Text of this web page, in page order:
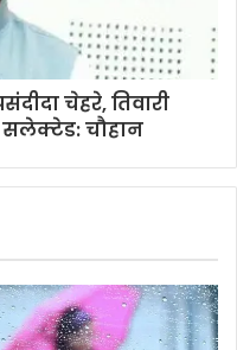
चेहरे, तिवारी
चौहान